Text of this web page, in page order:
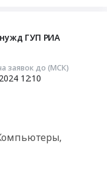
ГУП РИА
заявок до (МСК)
12:10